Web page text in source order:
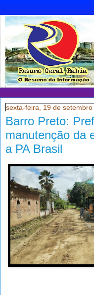
sexta-feira, 19 de
Barro Preto:
manutenção da
a PA Brasil